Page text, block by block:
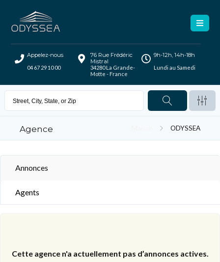
Appelez-nous
04 67 29 10 00
76 Rue Frédéric
Mistral
34280 La Grande-
Motte - France
9h-12h, 14h-18h
Lundi au Samedi
Agence ODYSSEA
Annonces
Agents
Cette agence n'a actuellement pas d’annonces actives.